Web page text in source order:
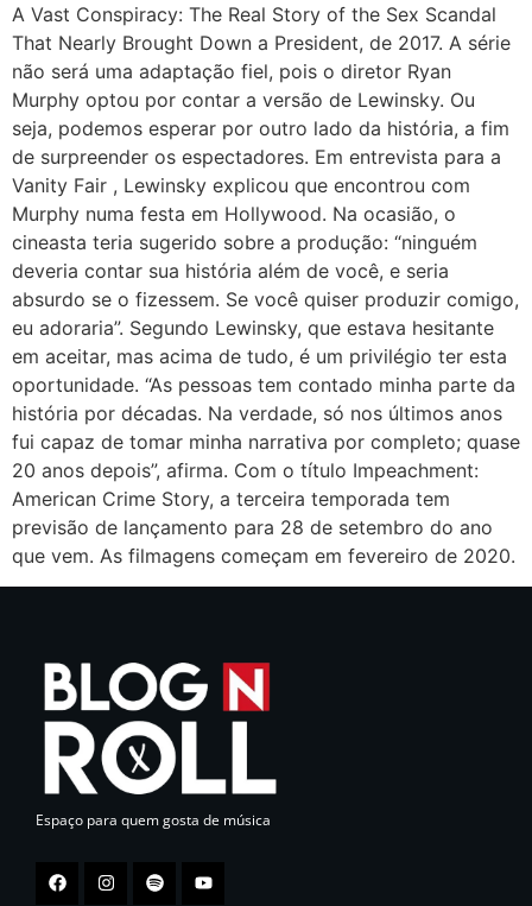
A Vast Conspiracy: The Real Story of the Sex Scandal
That Nearly Brought Down a President, de 2017. A série
não será uma adaptação fiel, pois o diretor Ryan
Murphy optou por contar a versão de Lewinsky. Ou
seja, podemos esperar por outro lado da história, a fim
de surpreender os espectadores. Em entrevista para a
Vanity Fair , Lewinsky explicou que encontrou com
Murphy numa festa em Hollywood. Na ocasião, o
cineasta teria sugerido sobre a produção: “ninguém
deveria contar sua história além de você, e seria
absurdo se o fizessem. Se você quiser produzir comigo,
eu adoraria”. Segundo Lewinsky, que estava hesitante
em aceitar, mas acima de tudo, é um privilégio ter esta
oportunidade. “As pessoas tem contado minha parte da
história por décadas. Na verdade, só nos últimos anos
fui capaz de tomar minha narrativa por completo; quase
20 anos depois”, afirma. Com o título Impeachment:
American Crime Story, a terceira temporada tem
previsão de lançamento para 28 de setembro do ano
que vem. As filmagens começam em fevereiro de 2020.
Espaço para quem gosta de música